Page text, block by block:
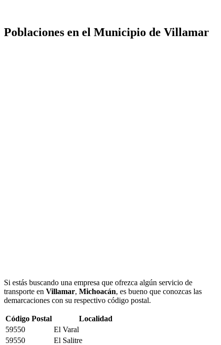
Poblaciones en el Municipio de Villamar
Si estás buscando una empresa que ofrezca algún servicio de
transporte en Villamar, Michoacán, es bueno que conozcas las
demarcaciones con su respectivo código postal.
Código Postal
Localidad
59550
El Varal
59550
El Salitre